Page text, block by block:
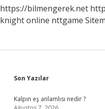
https://bilmengerek.net
knight online nttgame
Sidebar
Son Yazılar
Kalpın eş anlamlısı nedir ?